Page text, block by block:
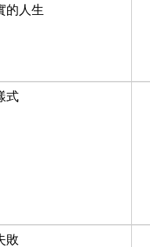
的人生
式
敗